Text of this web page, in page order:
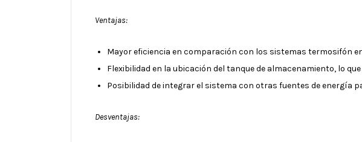
Ventajas:
Mayor eficiencia en comparación con los sistemas termosifón
Flexibilidad en la ubicación del tanque de almacenamiento, lo
Posibilidad de integrar el sistema con otras fuentes de energía
Desventajas: